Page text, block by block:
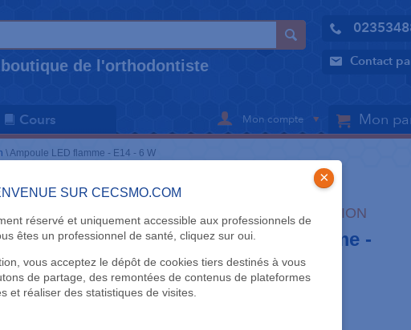
de l'orthodontiste Contact
Cours Mon compte Mon
SUR CECSMO.COM
réservé et uniquement accessible aux professionnels de
êtes un professionnel de santé, cliquez sur oui.
vous acceptez le dépôt de cookies tiers destinés à vous
de partage, des remontées de contenus de plateformes
et réaliser des statistiques de visites.
×
\Ampoule LED flamme - E14 - 6 W
DROGUERIE - MANUTENTION
Ampoule LED flamme -
E14 - 6 W
Osram